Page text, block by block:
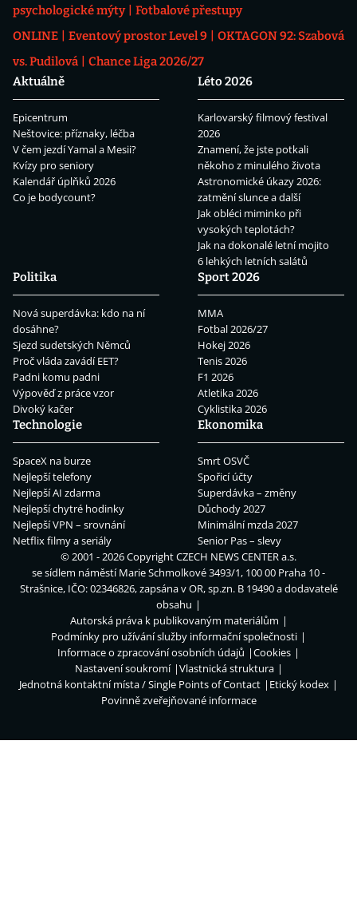
psychologické mýty
Fotbalové přestupy
ONLINE
Eventový prostor Level 9
OKTAGON 92: Szabová
vs. Pudilová
Chance Liga 2026/27
Aktuálně
Epicentrum
Neštovice: příznaky, léčba
V čem jezdí Yamal a Mesii?
Kvízy pro seniory
Kalendář úplňků 2026
Co je bodycount?
Léto 2026
Karlovarský filmový festival
2026
Znamení, že jste potkali
někoho z minulého života
Astronomické úkazy 2026:
zatmění slunce a další
Jak obléci miminko při
vysokých teplotách?
Jak na dokonalé letní mojito
6 lehkých letních salátů
Politika
Nová superdávka: kdo na ní
dosáhne?
Sjezd sudetských Němců
Proč vláda zavádí EET?
Padni komu padni
Výpověď z práce vzor
Divoký kačer
Sport 2026
MMA
Fotbal 2026/27
Hokej 2026
Tenis 2026
F1 2026
Atletika 2026
Cyklistika 2026
Technologie
SpaceX na burze
Nejlepší telefony
Nejlepší AI zdarma
Nejlepší chytré hodinky
Nejlepší VPN – srovnání
Netflix filmy a seriály
Ekonomika
Smrt OSVČ
Spořicí účty
Superdávka – změny
Důchody 2027
Minimální mzda 2027
Senior Pas – slevy
© 2001 - 2026 CopyrightCZECH NEWS CENTER a.s.
se sídlem náměstí Marie Schmolkové 3493/1, 100 00 Praha 10 -
Strašnice, IČO: 02346826, zapsána v OR, sp.zn. B 19490 a dodavatelé
obsahu
Autorská práva k publikovaným materiálům
Podmínky pro užívání služby informační společnosti
Informace o zpracování osobních údajů
Cookies
Nastavení soukromí
Vlastnická struktura
Jednotná kontaktní místa / Single Points of Contact
Etický kodex
Povinně zveřejňované informace